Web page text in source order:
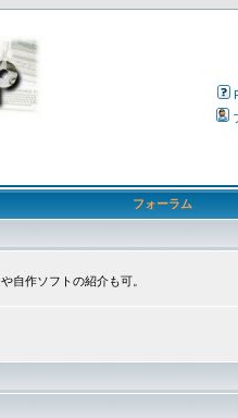
フォーラム
自作ソフトの紹介も可。